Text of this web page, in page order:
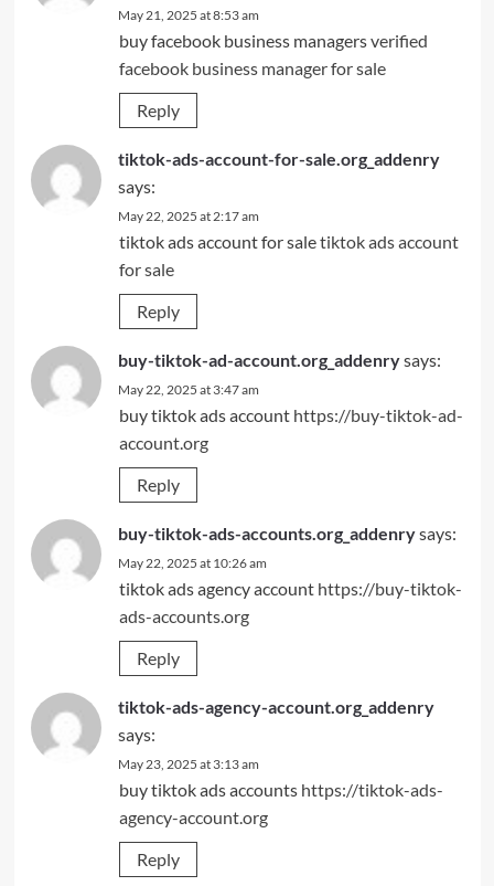
May 21, 2025 at 8:53 am
buy facebook business managersverified
facebook business manager for sale
Reply
tiktok-ads-account-for-sale.org_addenry
says:
May 22, 2025 at 2:17 am
tiktok ads account for saletiktok ads account
for sale
Reply
buy-tiktok-ad-account.org_addenrysays:
May 22, 2025 at 3:47 am
buy tiktok ads account https://buy-tiktok-ad-
account.org
Reply
buy-tiktok-ads-accounts.org_addenrysays:
May 22, 2025 at 10:26 am
tiktok ads agency account https://buy-tiktok-
ads-accounts.org
Reply
tiktok-ads-agency-account.org_addenry
says:
May 23, 2025 at 3:13 am
buy tiktok ads accounts https://tiktok-ads-
agency-account.org
Reply